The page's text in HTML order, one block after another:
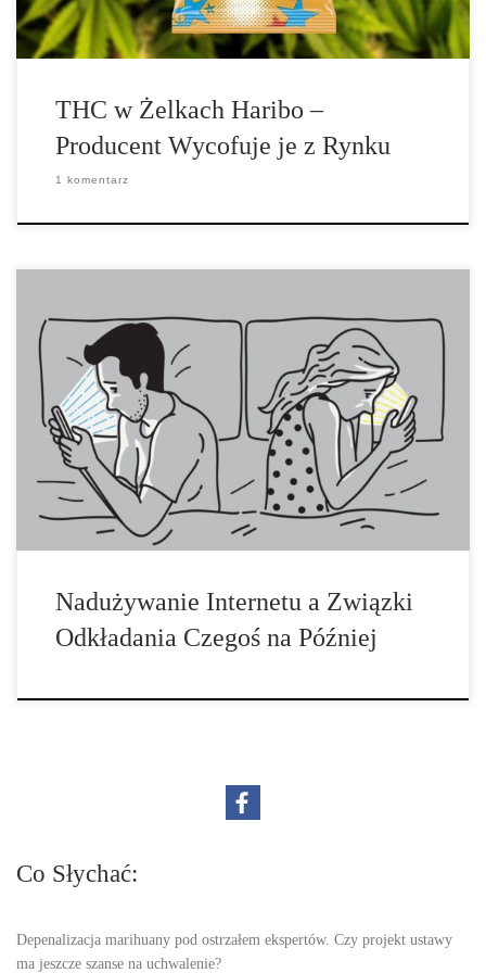
THC w Żelkach Haribo –
Producent Wycofuje je z Rynku
1 komentarz
Ostatnie badania sugerują, iż studenci, którzy mają skłonności do
odkładania […]
Nadużywanie Internetu a Związki
Odkładania Czegoś na Później
Co Słychać:
Depenalizacja marihuany pod ostrzałem ekspertów. Czy projekt ustawy
ma jeszcze szanse na uchwalenie?